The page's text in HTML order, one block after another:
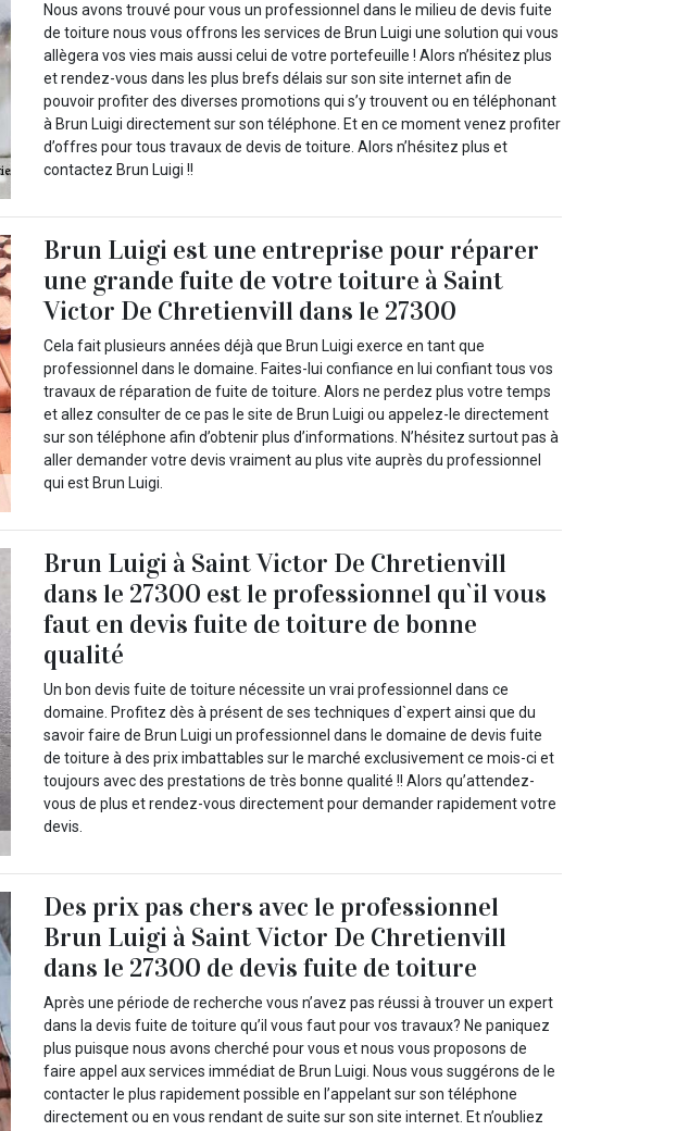
Nous avons trouvé pour vous un professionnel dans le milieu de devis fuite
de toiture nous vous offrons les services de Brun Luigi une solution qui vous
allègera vos vies mais aussi celui de votre portefeuille ! Alors n’hésitez plus
et rendez-vous dans les plus brefs délais sur son site internet afin de
pouvoir profiter des diverses promotions qui s’y trouvent ou en téléphonant
à Brun Luigi directement sur son téléphone. Et en ce moment venez profiter
d’offres pour tous travaux de devis de toiture. Alors n’hésitez plus et
contactez Brun Luigi !!
Brun Luigi est une entreprise pour réparer
une grande fuite de votre toiture à Saint
Victor De Chretienvill dans le 27300
Cela fait plusieurs années déjà que Brun Luigi exerce en tant que
professionnel dans le domaine. Faites-lui confiance en lui confiant tous vos
travaux de réparation de fuite de toiture. Alors ne perdez plus votre temps
et allez consulter de ce pas le site de Brun Luigi ou appelez-le directement
sur son téléphone afin d’obtenir plus d’informations. N’hésitez surtout pas à
aller demander votre devis vraiment au plus vite auprès du professionnel
qui est Brun Luigi.
Brun Luigi à Saint Victor De Chretienvill
dans le 27300 est le professionnel qu`il vous
faut en devis fuite de toiture de bonne
qualité
Un bon devis fuite de toiture nécessite un vrai professionnel dans ce
domaine. Profitez dès à présent de ses techniques d`expert ainsi que du
savoir faire de Brun Luigi un professionnel dans le domaine de devis fuite
de toiture à des prix imbattables sur le marché exclusivement ce mois-ci et
toujours avec des prestations de très bonne qualité !! Alors qu’attendez-
vous de plus et rendez-vous directement pour demander rapidement votre
devis.
Des prix pas chers avec le professionnel
Brun Luigi à Saint Victor De Chretienvill
dans le 27300 de devis fuite de toiture
Après une période de recherche vous n’avez pas réussi à trouver un expert
dans la devis fuite de toiture qu’il vous faut pour vos travaux? Ne paniquez
plus puisque nous avons cherché pour vous et nous vous proposons de
faire appel aux services immédiat de Brun Luigi. Nous vous suggérons de le
contacter le plus rapidement possible en l’appelant sur son téléphone
directement ou en vous rendant de suite sur son site internet. Et n’oubliez